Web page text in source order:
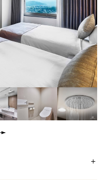
ー付きのゆったりしたお
機設置
ペース・寝室）
の浴室
シャワー)」設置。淀みの
、やさしく汚れを落と
与えます。
カールアイロン)」設
髪カールを叶えます。
＋